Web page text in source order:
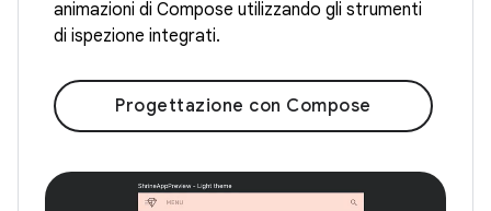
animazioni di Compose utilizzando gli strumenti
di ispezione integrati.
Progettazione con Compose